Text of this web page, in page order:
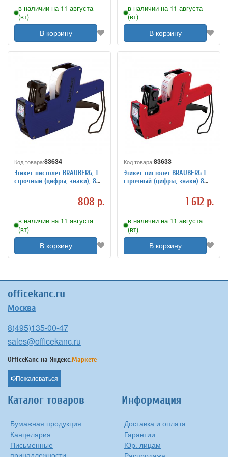
в наличии на 11 августа
(вт)
В корзину
в наличии на 11 августа
(вт)
В корзину
Код товара:83634
Этикет-пистолет BRAUBERG, 1-
строчный (цифры, знаки), 8
символов, 22х12 мм (этикетка
808 р.
в наличии на 11 августа
(вт)
В корзину
Код товара:83633
Этикет-пистолет BRAUBERG 1-
строчный (цифры, знаки) 8
1 612 р.
в наличии на 11 августа
(вт)
В корзину
officekanc.ru
Москва
8(495)135-00-47
sales@officekanc.ru
OfficeKanc на Яндекс.Маркете
Пожаловаться
Каталог товаров
Бумажная продукция
Канцелярия
Письменные
принадлежности
Информация
Доставка и оплата
Гарантии
Юр. лицам